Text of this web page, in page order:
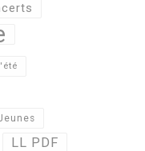
LL PDF